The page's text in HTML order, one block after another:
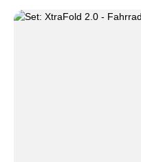
Bildergalerie überspringen